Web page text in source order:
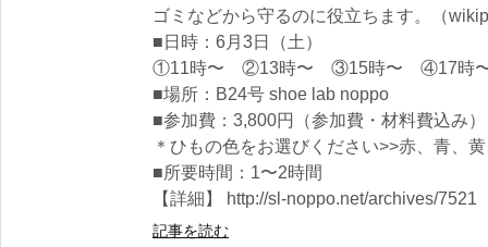
ゴミなどから守るのに役立ちます。（
■日時：6月3日（土）
①11時〜 ②13時〜 ③15時〜 ④17時
■場所：B24号 shoe lab noppo
■参加費：3,800円（参加費・材料費込み）
＊ひもの色をお選びください>>赤、青、
■所要時間：1〜2時間
【詳細】 http://sl-noppo.net/archives/7521
記事を読む